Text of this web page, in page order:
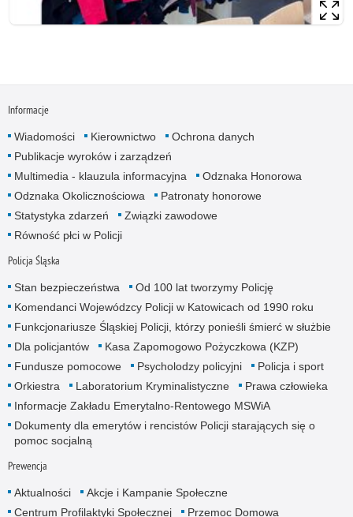
Informacje
Wiadomości Kierownictwo
Ochrona danych
Publikacje wyroków i zarządzeń
Multimedia - klauzula informacyjna
Odznaka Honorowa
Odznaka Okolicznościowa
Patronaty honorowe
Statystyka zdarzeń
Związki zawodowe
Równość płci w Policji
Policja Śląska
Stan bezpieczeństwa
Od 100 lat tworzymy Policję
Komendanci Wojewódzcy Policji w Katowicach od 1990 roku
Funkcjonariusze Śląskiej Policji, którzy ponieśli śmierć w służbie
Dla policjantów
Kasa Zapomogowo Pożyczkowa (KZP)
Fundusze pomocowe
Psycholodzy policyjni
Policja i sport
Orkiestra
Laboratorium Kryminalistyczne
Prawa człowieka
Informacje Zakładu Emerytalno-Rentowego MSWiA
Dokumenty dla emerytów i rencistów Policji starających się o
pomoc socjalną
Prewencja
Aktualności
Akcje i Kampanie Społeczne
Centrum Profilaktyki Społecznej
Przemoc Domowa